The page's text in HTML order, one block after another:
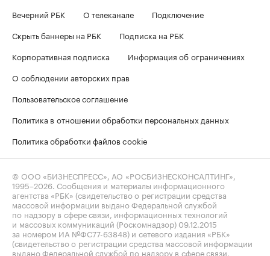
Вечерний РБК
О телеканале
Подключение
Скрыть баннеры на РБК
Подписка на РБК
Корпоративная подписка
Информация об ограничениях
О соблюдении авторских прав
Пользовательское соглашение
Политика в отношении обработки персональных данных
Политика обработки файлов cookie
© ООО «БИЗНЕСПРЕСС», АО «РОСБИЗНЕСКОНСАЛТИНГ»,
1995–2026 . Сообщения и материалы информационного
агентства «РБК» (свидетельство о регистрации средства
массовой информации выдано Федеральной службой
по надзору в сфере связи, информационных технологий
и массовых коммуникаций (Роскомнадзор) 09.12.2015
за номером ИА №ФС77-63848) и сетевого издания «РБК»
(свидетельство о регистрации средства массовой информации
выдано Федеральной службой по надзору в сфере связи,